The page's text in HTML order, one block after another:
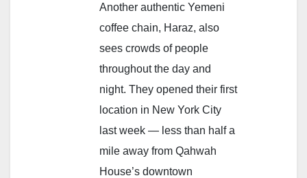
Another authentic Yemeni
coffee chain, Haraz, also
sees crowds of people
throughout the day and
night. They opened their first
location in New York City
last week — less than half a
mile away from Qahwah
House’s downtown